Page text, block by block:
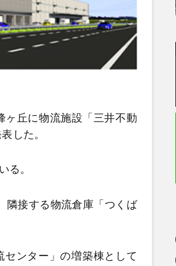
ヶ丘に物流施設「三井不動
した。
る。
隣接する物流倉庫「つくば
ンター」の増築棟として